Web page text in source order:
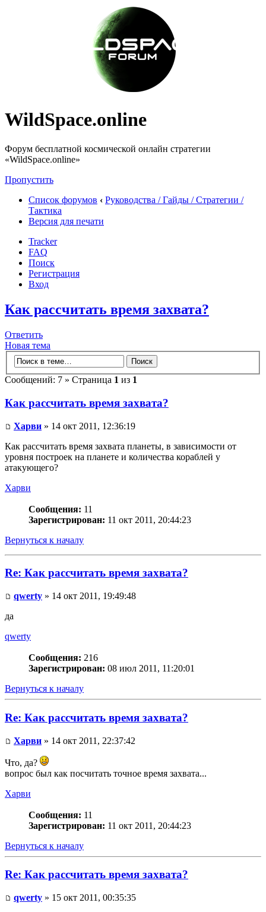
WildSpace.online
Форум бесплатной космической онлайн стратегии
«WildSpace.online»
Пропустить
Список форумов ‹ Руководства / Гайды / Стратегии /
Тактика
Версия для печати
Tracker
FAQ
Поиск
Регистрация
Вход
Как рассчитать время захвата?
Ответить
Новая тема
Сообщений: 7 » Страница 1 из 1
Как рассчитать время захвата?
Харви » 14 окт 2011, 12:36:19
Как рассчитать время захвата планеты, в зависимости от
уровня построек на планете и количества кораблей у
атакующего?
Харви
Сообщения: 11
Зарегистрирован: 11 окт 2011, 20:44:23
Вернуться к началу
Re: Как рассчитать время захвата?
qwerty » 14 окт 2011, 19:49:48
да
qwerty
Сообщения: 216
Зарегистрирован: 08 июл 2011, 11:20:01
Вернуться к началу
Re: Как рассчитать время захвата?
Харви » 14 окт 2011, 22:37:42
Что, да?
вопрос был как посчитать точное время захвата...
Харви
Сообщения: 11
Зарегистрирован: 11 окт 2011, 20:44:23
Вернуться к началу
Re: Как рассчитать время захвата?
qwerty » 15 окт 2011, 00:35:35